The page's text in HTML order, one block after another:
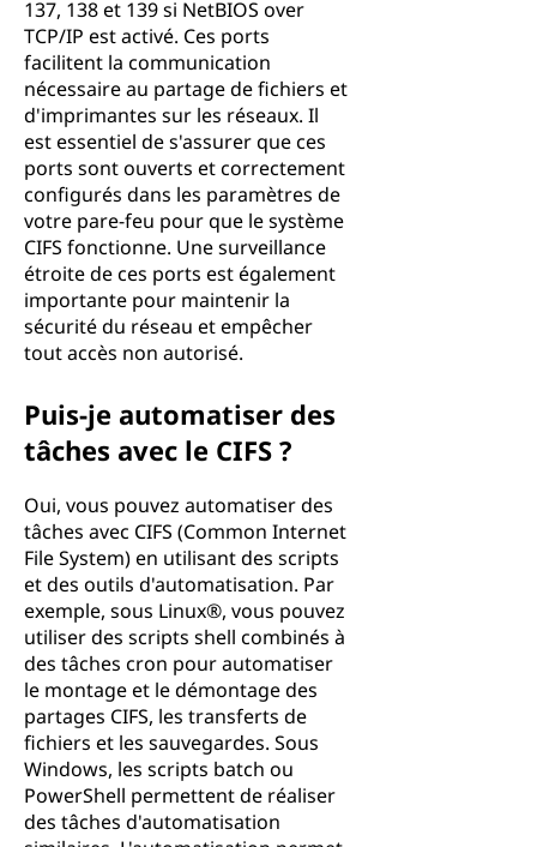
137, 138 et 139 si NetBIOS over
TCP/IP est activé. Ces ports
facilitent la communication
nécessaire au partage de fichiers et
d'imprimantes sur les réseaux. Il
est essentiel de s'assurer que ces
ports sont ouverts et correctement
configurés dans les paramètres de
votre pare-feu pour que le système
CIFS fonctionne. Une surveillance
étroite de ces ports est également
importante pour maintenir la
sécurité du réseau et empêcher
tout accès non autorisé.
Puis-je automatiser des
tâches avec le CIFS ?
Oui, vous pouvez automatiser des
tâches avec CIFS (Common Internet
File System) en utilisant des scripts
et des outils d'automatisation. Par
exemple, sous Linux®, vous pouvez
utiliser des scripts shell combinés à
des tâches cron pour automatiser
le montage et le démontage des
partages CIFS, les transferts de
fichiers et les sauvegardes. Sous
Windows, les scripts batch ou
PowerShell permettent de réaliser
des tâches d'automatisation